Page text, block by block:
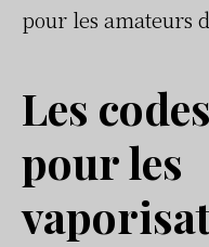
pour les amateurs
Les
pour les